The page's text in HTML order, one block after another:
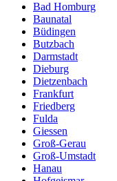
Bad Homburg
Baunatal
Büdingen
Butzbach
Darmstadt
Dieburg
Dietzenbach
Frankfurt
Friedberg
Fulda
Giessen
Groß-Gerau
Groß-Umstadt
Hanau